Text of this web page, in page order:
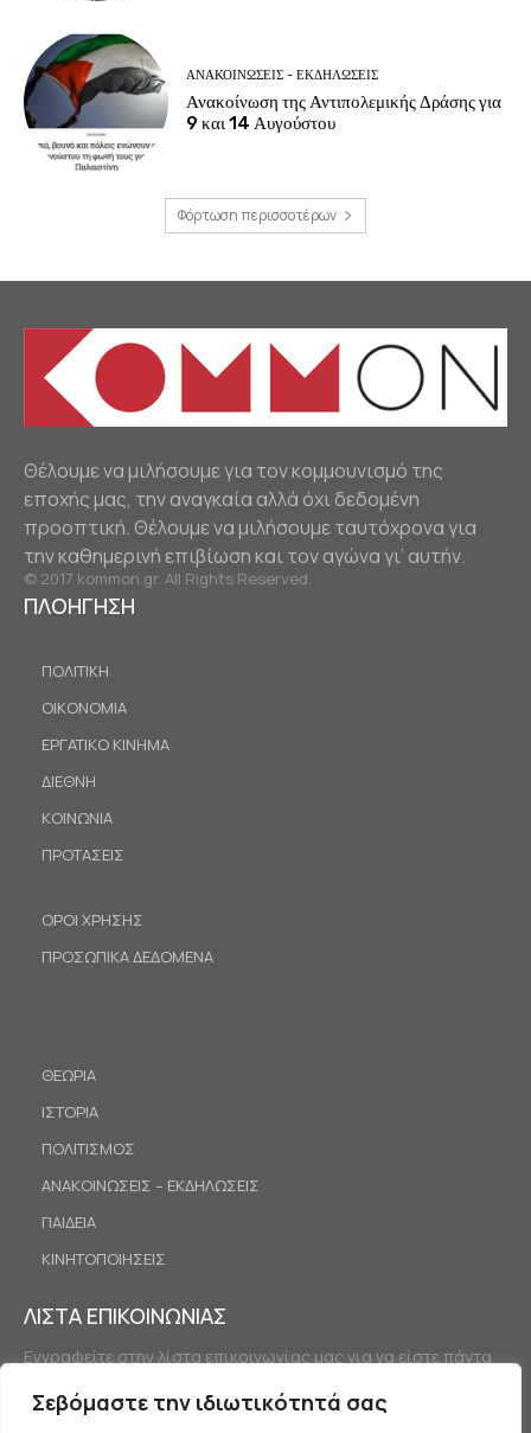
Σεβόμαστε την ιδιωτικότητά σας
ΑΝΑΚΟΙΝΩΣΕΙΣ - ΕΚΔΗΛΩΣΕΙΣ
Ανακοίνωση της Αντιπολεμικής Δράσης για
9 και 14 Αυγούστου
Φόρτωση περισσοτέρων
Θέλουμε να μιλήσουμε για τον κομμουνισμό της
εποχής μας, την αναγκαία αλλά όχι δεδομένη
προοπτική. Θέλουμε να μιλήσουμε ταυτόχρονα για
την καθημερινή επιβίωση και τον αγώνα γι’ αυτήν.
© 2017 kommon.gr. All Rights Reserved.
ΠΛΟΗΓΗΣΗ
ΠΟΛΙΤΙΚΗ
ΟΙΚΟΝΟΜΙΑ
ΕΡΓΑΤΙΚΟ ΚΙΝΗΜΑ
ΔΙΕΘΝΗ
ΚΟΙΝΩΝΙΑ
ΠΡΟΤΑΣΕΙΣ
ΟΡΟΙ ΧΡΗΣΗΣ
ΠΡΟΣΩΠΙΚΑ ΔΕΔΟΜΕΝΑ
ΘΕΩΡΙΑ
ΙΣΤΟΡΙΑ
ΠΟΛΙΤΙΣΜΟΣ
ΑΝΑΚΟΙΝΩΣΕΙΣ – ΕΚΔΗΛΩΣΕΙΣ
ΠΑΙΔΕΙΑ
ΚΙΝΗΤΟΠΟΙΗΣΕΙΣ
ΛΙΣΤΑ ΕΠΙΚΟΙΝΩΝΙΑΣ
Εγγραφείτε στην λίστα επικοινωνίας μας για να είστε πάντα